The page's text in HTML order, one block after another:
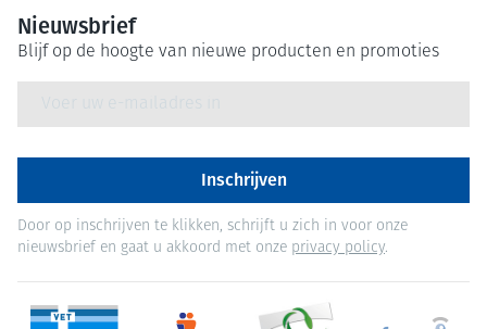
Nieuwsbrief
Blijf op de hoogte van nieuwe producten en promoties
Inschrijven
Door op inschrijven te klikken, schrijft u zich in voor onze
nieuwsbrief en gaat u akkoord met onze privacy policy.